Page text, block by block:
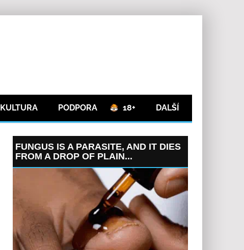
KULTURA PODPORA 18+ DALŠÍ
FUNGUS IS A PARASITE, AND IT DIES
FROM A DROP OF PLAIN...